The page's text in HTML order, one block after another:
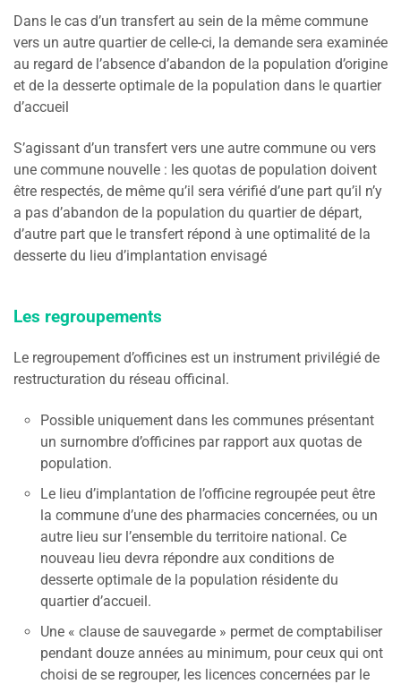
Dans le cas d’un transfert au sein de la même commune
vers un autre quartier de celle-ci, la demande sera examinée
au regard de l’absence d’abandon de la population d’origine
et de la desserte optimale de la population dans le quartier
d’accueil
S’agissant d’un transfert vers une autre commune ou vers
une commune nouvelle : les quotas de population doivent
être respectés, de même qu’il sera vérifié d’une part qu’il n’y
a pas d’abandon de la population du quartier de départ,
d’autre part que le transfert répond à une optimalité de la
desserte du lieu d’implantation envisagé
Les regroupements
Le regroupement d’officines est un instrument privilégié de
restructuration du réseau officinal.
Possible uniquement dans les communes présentant
un surnombre d’officines par rapport aux quotas de
population.
Le lieu d’implantation de l’officine regroupée peut être
la commune d’une des pharmacies concernées, ou un
autre lieu sur l’ensemble du territoire national. Ce
nouveau lieu devra répondre aux conditions de
desserte optimale de la population résidente du
quartier d’accueil.
Une « clause de sauvegarde » permet de comptabiliser
pendant douze années au minimum, pour ceux qui ont
choisi de se regrouper, les licences concernées par le